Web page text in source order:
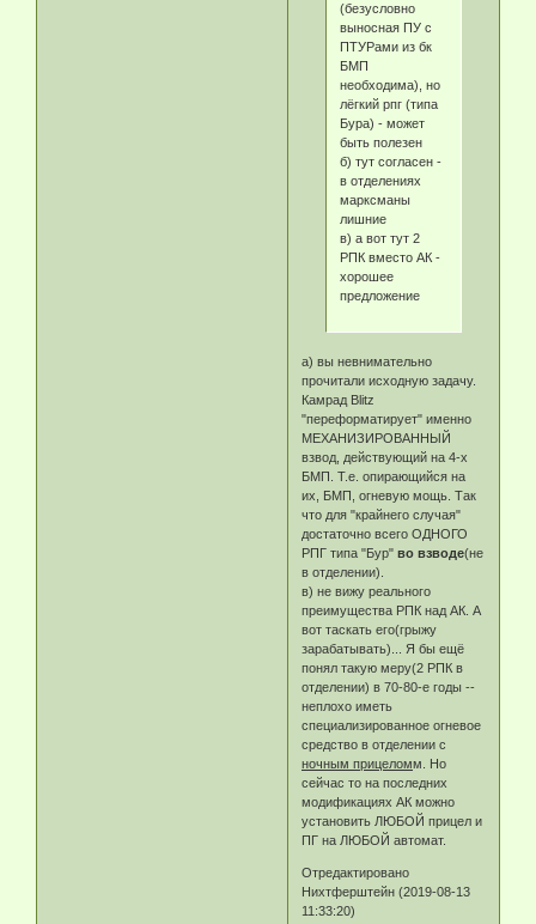
(безусловно
выносная ПУ с
ПТУРами из бк
БМП
необходима), но
лёгкий рпг (типа
Бура) - может
быть полезен
б) тут согласен -
в отделениях
марксманы
лишние
в) а вот тут 2
РПК вместо АК -
хорошее
предложение
а) вы невнимательно
прочитали исходную задачу.
Камрад Blitz
"переформатирует" именно
МЕХАНИЗИРОВАННЫЙ
взвод, действующий на 4-х
БМП. Т.е. опирающийся на
их, БМП, огневую мощь. Так
что для "крайнего случая"
достаточно всего ОДНОГО
РПГ типа "Бур"во взводе(не
в отделении).
в) не вижу реального
преимущества РПК над АК. А
вот таскать его(грыжу
зарабатывать)... Я бы ещё
понял такую меру(2 РПК в
отделении) в 70-80-е годы --
неплохо иметь
специализированное огневое
средство в отделении с
ночным прицеломм. Но
сейчас то на последних
модификациях АК можно
установить ЛЮБОЙ прицел и
ПГ на ЛЮБОЙ автомат.
Отредактировано
Нихтферштейн (2019-08-13
11:33:20)